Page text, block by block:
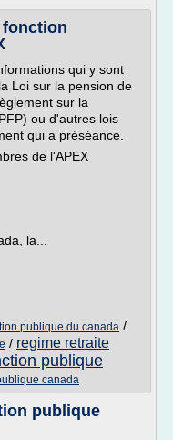
fonction
qui y sont
Loi sur la pension de
sur la
ou d'autres lois
qui a préséance.
de l'APEX
la...
publique du canada /
/ regime retraite
publique
canada
publique